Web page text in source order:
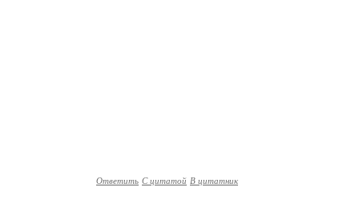
Ответить С цитатой В цитатник